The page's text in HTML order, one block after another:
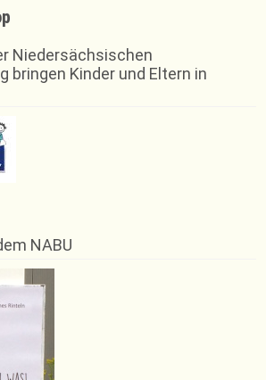
Niedersächsischen
bringen Kinder und Eltern in
NABU